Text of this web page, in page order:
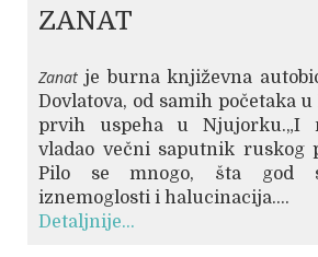
ZANAT
Zanat je burna književna
Dovlatova, od samih početaka
prvih uspeha u Njujorku.„I
vladao večni saputnik ruskog
Pilo se mnogo, šta god
iznemoglosti i halucinacija....
Detaljnije...